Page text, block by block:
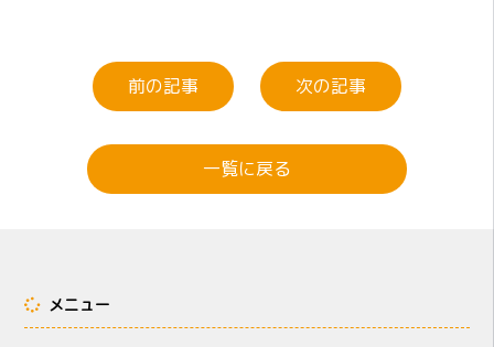
前の記事 次の記事
一覧に戻る
メニュー